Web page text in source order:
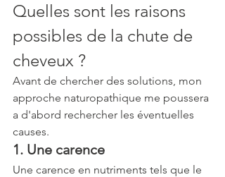
Quelles sont les raisons
possibles de la chute de
cheveux ?
Avant de chercher des solutions, mon
approche naturopathique me poussera
a d'abord rechercher les éventuelles
causes.
1. Une carence
Une carence en nutriments tels que le